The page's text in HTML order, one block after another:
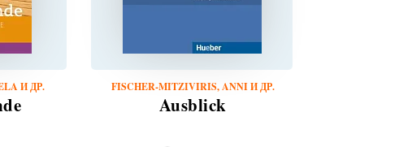
И ДР. FISCHER-MITZIVIRIS, ANNI И ДР.
Ausblick